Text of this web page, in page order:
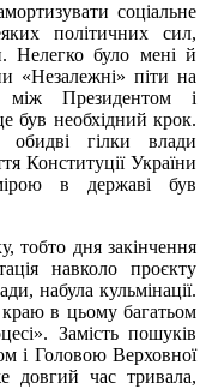
соціальне
політичних сил,
Нелегко було мені й
«Незалежні» піти на
між Президентом і
був необхідний крок.
обидві гілки влади
Конституції України
в державі був
тобто дня закінчення
навколо проєкту
набула кульмінації.
в цьому багатьом
Замість пошуків
і Головою Верховної
довгий час тривала,